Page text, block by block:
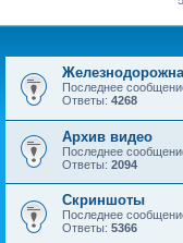
Последнее
Ответы: 4268
Архив видео
Последнее
Ответы: 2094
Скриншоты
Последнее
Ответы: 5366